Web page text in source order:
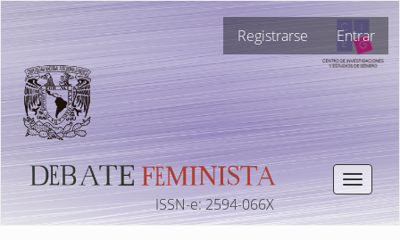
Navegación
principal
Contenido
principal
Barra
lateral
Registrarse Entrar
Toggle
ISSN-e: 2594-066X